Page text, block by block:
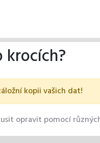
krocích?
kopii vašich dat!
opravit pomocí